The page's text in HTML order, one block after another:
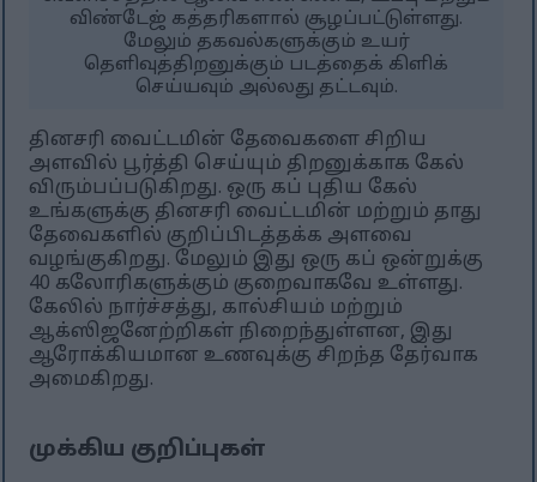
விண்டேஜ் கத்தரிகளால் சூழப்பட்டுள்ளது.
மேலும் தகவல்களுக்கும் உயர்
தெளிவுத்திறனுக்கும் படத்தைக் கிளிக்
செய்யவும் அல்லது தட்டவும்.
தினசரி வைட்டமின் தேவைகளை சிறிய
அளவில் பூர்த்தி செய்யும் திறனுக்காக கேல்
விரும்பப்படுகிறது. ஒரு கப் புதிய கேல்
உங்களுக்கு தினசரி வைட்டமின் மற்றும் தாது
தேவைகளில் குறிப்பிடத்தக்க அளவை
வழங்குகிறது. மேலும் இது ஒரு கப் ஒன்றுக்கு
40 கலோரிகளுக்கும் குறைவாகவே உள்ளது.
கேலில் நார்ச்சத்து, கால்சியம் மற்றும்
ஆக்ஸிஜனேற்றிகள் நிறைந்துள்ளன, இது
ஆரோக்கியமான உணவுக்கு சிறந்த தேர்வாக
அமைகிறது.
முக்கிய குறிப்புகள்